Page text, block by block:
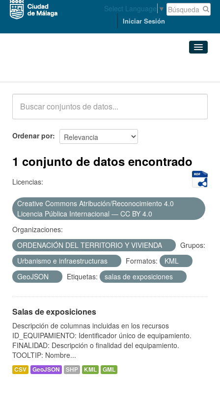
Select Language ▼
Iniciar Sesión
Acerca de
Ordenar por
1 conjunto de datos encontrado
Licencias:
Creative Commons Atribución/Reconocimiento 4.0
Licencia Pública Internacional — CC BY 4.0
Organizaciones:
ORDENACIÓN DEL TERRITORIO Y VIVIENDA
Grupos:
Urbanismo e infraestructuras
Formatos:
KML
GeoJSON
Etiquetas: salas de exposiciones
Salas de exposiciones
Descripción de columnas incluidas en los recursos
ID_EQUIPAMIENTO: Identificador único de equipamiento.
FINALIDAD: Descripción o finalidad del equipamiento.
TOOLTIP: Nombre...
CSV GeoJSON SHP KML GML